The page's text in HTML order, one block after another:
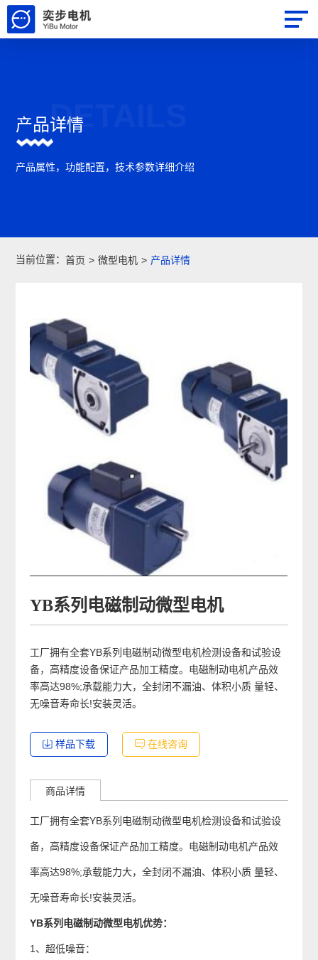
产品详情DETAILS
产品属性，功能配置，技术参数详细介绍
当前位置：首页 > 微型电机 > 产品详情
YB系列电磁制动微型电机
工厂拥有全套YB系列电磁制动微型电机检测设备和试验设
备，高精度设备保证产品加工精度。电磁制动电机产品效
率高达98%;承载能力大，全封闭不漏油、体积小质 量轻、
无噪音寿命长!安装灵活。
样品下载 在线咨询
商品详情
工厂拥有全套YB系列电磁制动微型电机检测设备和试验设
备，高精度设备保证产品加工精度。电磁制动电机产品效
率高达98%;承载能力大，全封闭不漏油、体积小质 量轻、
无噪音寿命长!安装灵活。
YB系列电磁制动微型电机优势：
1、超低噪音：